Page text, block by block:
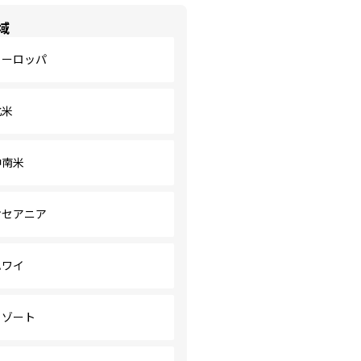
ロッパ
米
アニア
イ
ート